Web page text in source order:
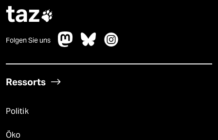
taz
Folgen Sie uns
Ressorts
Politik
Öko